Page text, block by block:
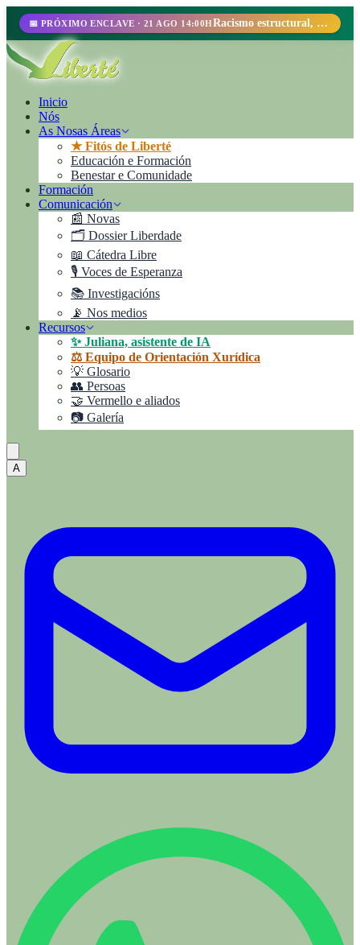
📅 PRÓXIMO ENCLAVE · 21 AGO 14:00H Racismo estructural, perfilamiento racial y abolicionismo carcelario.
Inicio
Nós
As Nosas Áreas
★ Fitós de Liberté
Educación e Formación
Benestar e Comunidade
Formación
Comunicación
📰 Novas
🗂️ Dossier Liberdade
📖 Cátedra Libre
🎙️ Voces de Esperanza
📚 Investigacións
📡 Nos medios
Recursos
✨ Juliana, asistente de IA
⚖️ Equipo de Orientación Xurídica
💡 Glosario
👥 Persoas
🤝 Vermello e aliados
📷 Galería
A